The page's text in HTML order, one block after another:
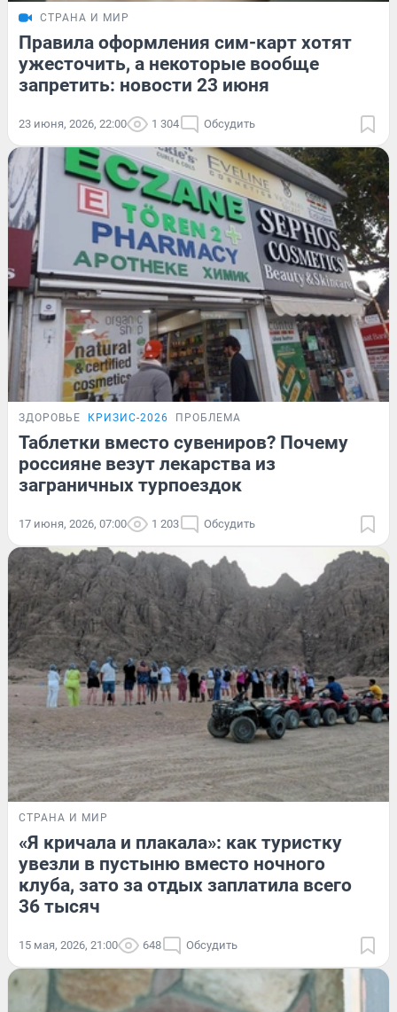
СТРАНА И МИР
Правила оформления сим-карт хотят
ужесточить, а некоторые вообще
запретить: новости 23 июня
23 июня, 2026, 22:00 1 304 Обсудить
ЗДОРОВЬЕ КРИЗИС-2026 ПРОБЛЕМА
Таблетки вместо сувениров? Почему
россияне везут лекарства из
заграничных турпоездок
17 июня, 2026, 07:00 1 203 Обсудить
СТРАНА И МИР
«Я кричала и плакала»: как туристку
увезли в пустыню вместо ночного
клуба, зато за отдых заплатила всего
36 тысяч
15 мая, 2026, 21:00 648 Обсудить